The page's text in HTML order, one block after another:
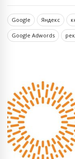
Google Яндекс
Google Adwords